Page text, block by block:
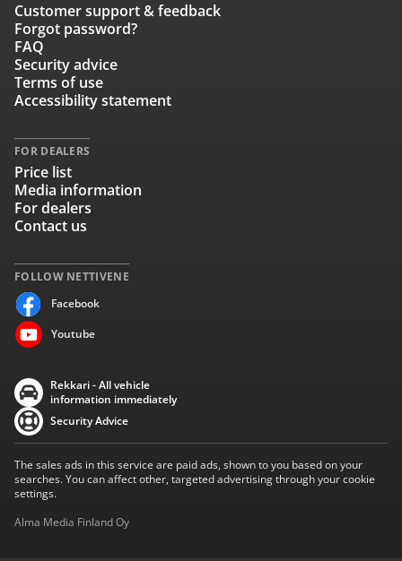
FOLLOW NETTIVENE
Facebook
Youtube
Customer support & feedback
Forgot password?
FAQ
Security advice
Terms of use
Accessibility statement
FOR DEALERS
Price list
Media information
For dealers
Contact us
Rekkari - All vehicle
information immediately
Security Advice
The sales ads in this service are paid ads, shown to you based on your
searches. You can affect other, targeted advertising through your cookie
settings.
Alma Media Finland Oy